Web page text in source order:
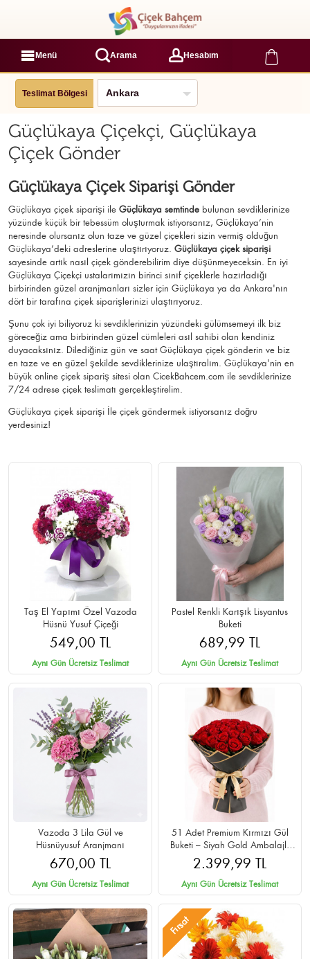
Menü Arama Hesabım
Teslimat Bölgesi
Güçlükaya Çiçekçi, Güçlükaya
Çiçek Gönder
Güçlükaya Çiçek Siparişi Gönder
Güçlükaya çiçek siparişi ile Güçlükaya semtinde bulunan sevdiklerinize
yüzünde küçük bir tebessüm oluşturmak istiyorsanız, Güçlükaya’nin
neresinde olursanız olun taze ve güzel çiçekleri sizin vermiş olduğun
Güçlükaya’deki adreslerine ulaştırıyoruz. Güçlükaya çiçek siparişi
sayesinde artık nasıl çiçek gönderebilirim diye düşünmeyeceksin. En iyi
Güçlükaya Çiçekçi ustalarımızın birinci sınıf çiçeklerle hazırladığı
birbirinden güzel aranjmanları sizler için Güçlükaya ya da Ankara'nın
dört bir tarafına çiçek siparişlerinizi ulaştırıyoruz.
Şunu çok iyi biliyoruz ki sevdiklerinizin yüzündeki gülümsemeyi ilk biz
göreceğiz ama birbirinden güzel cümleleri asıl sahibi olan kendiniz
duyacaksınız. Dilediğiniz gün ve saat Güçlükaya çiçek gönderin ve biz
en taze ve en güzel şekilde sevdiklerinize ulaştıralım. Güçlükaya'nin en
büyük online çiçek sipariş sitesi olan CicekBahcem.com ile sevdiklerinize
7/24 adrese çiçek teslimatı gerçekleştirelim.
Güçlükaya çiçek siparişi İle çiçek göndermek istiyorsanız doğru
yerdesiniz!
Taş El Yapımı Özel Vazoda
Hüsnü Yusuf Çiçeği
549,00 TL
Aynı Gün Ücretsiz Teslimat
Pastel Renkli Karışık Lisyantus
Buketi
689,99 TL
Aynı Gün Ücretsiz Teslimat
Vazoda 3 Lila Gül ve
Hüsnüyusuf Aranjmanı
670,00 TL
Aynı Gün Ücretsiz Teslimat
51 Adet Premium Kırmızı Gül
Buketi – Siyah Gold Ambalajlı
Cipsolu
2.399,99 TL
Aynı Gün Ücretsiz Teslimat
Fırsat